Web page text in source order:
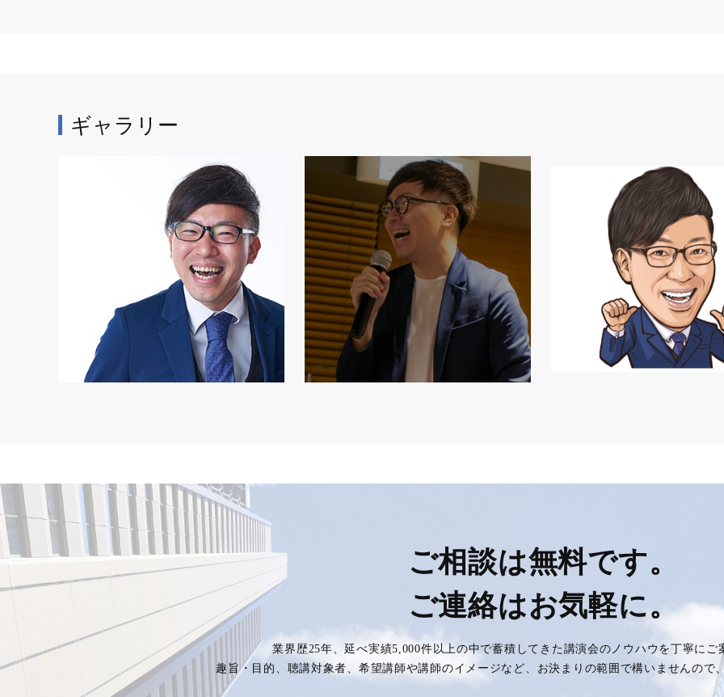
ギャラリー
ご相談は無料です。
ご連絡はお気軽に。
業界歴25年、延べ実績5,000件以上の中で蓄積してきた講演会のノウハウを丁寧にご
趣旨・目的、聴講対象者、希望講師や講師のイメージなど、お決まりの範囲で構いませんので